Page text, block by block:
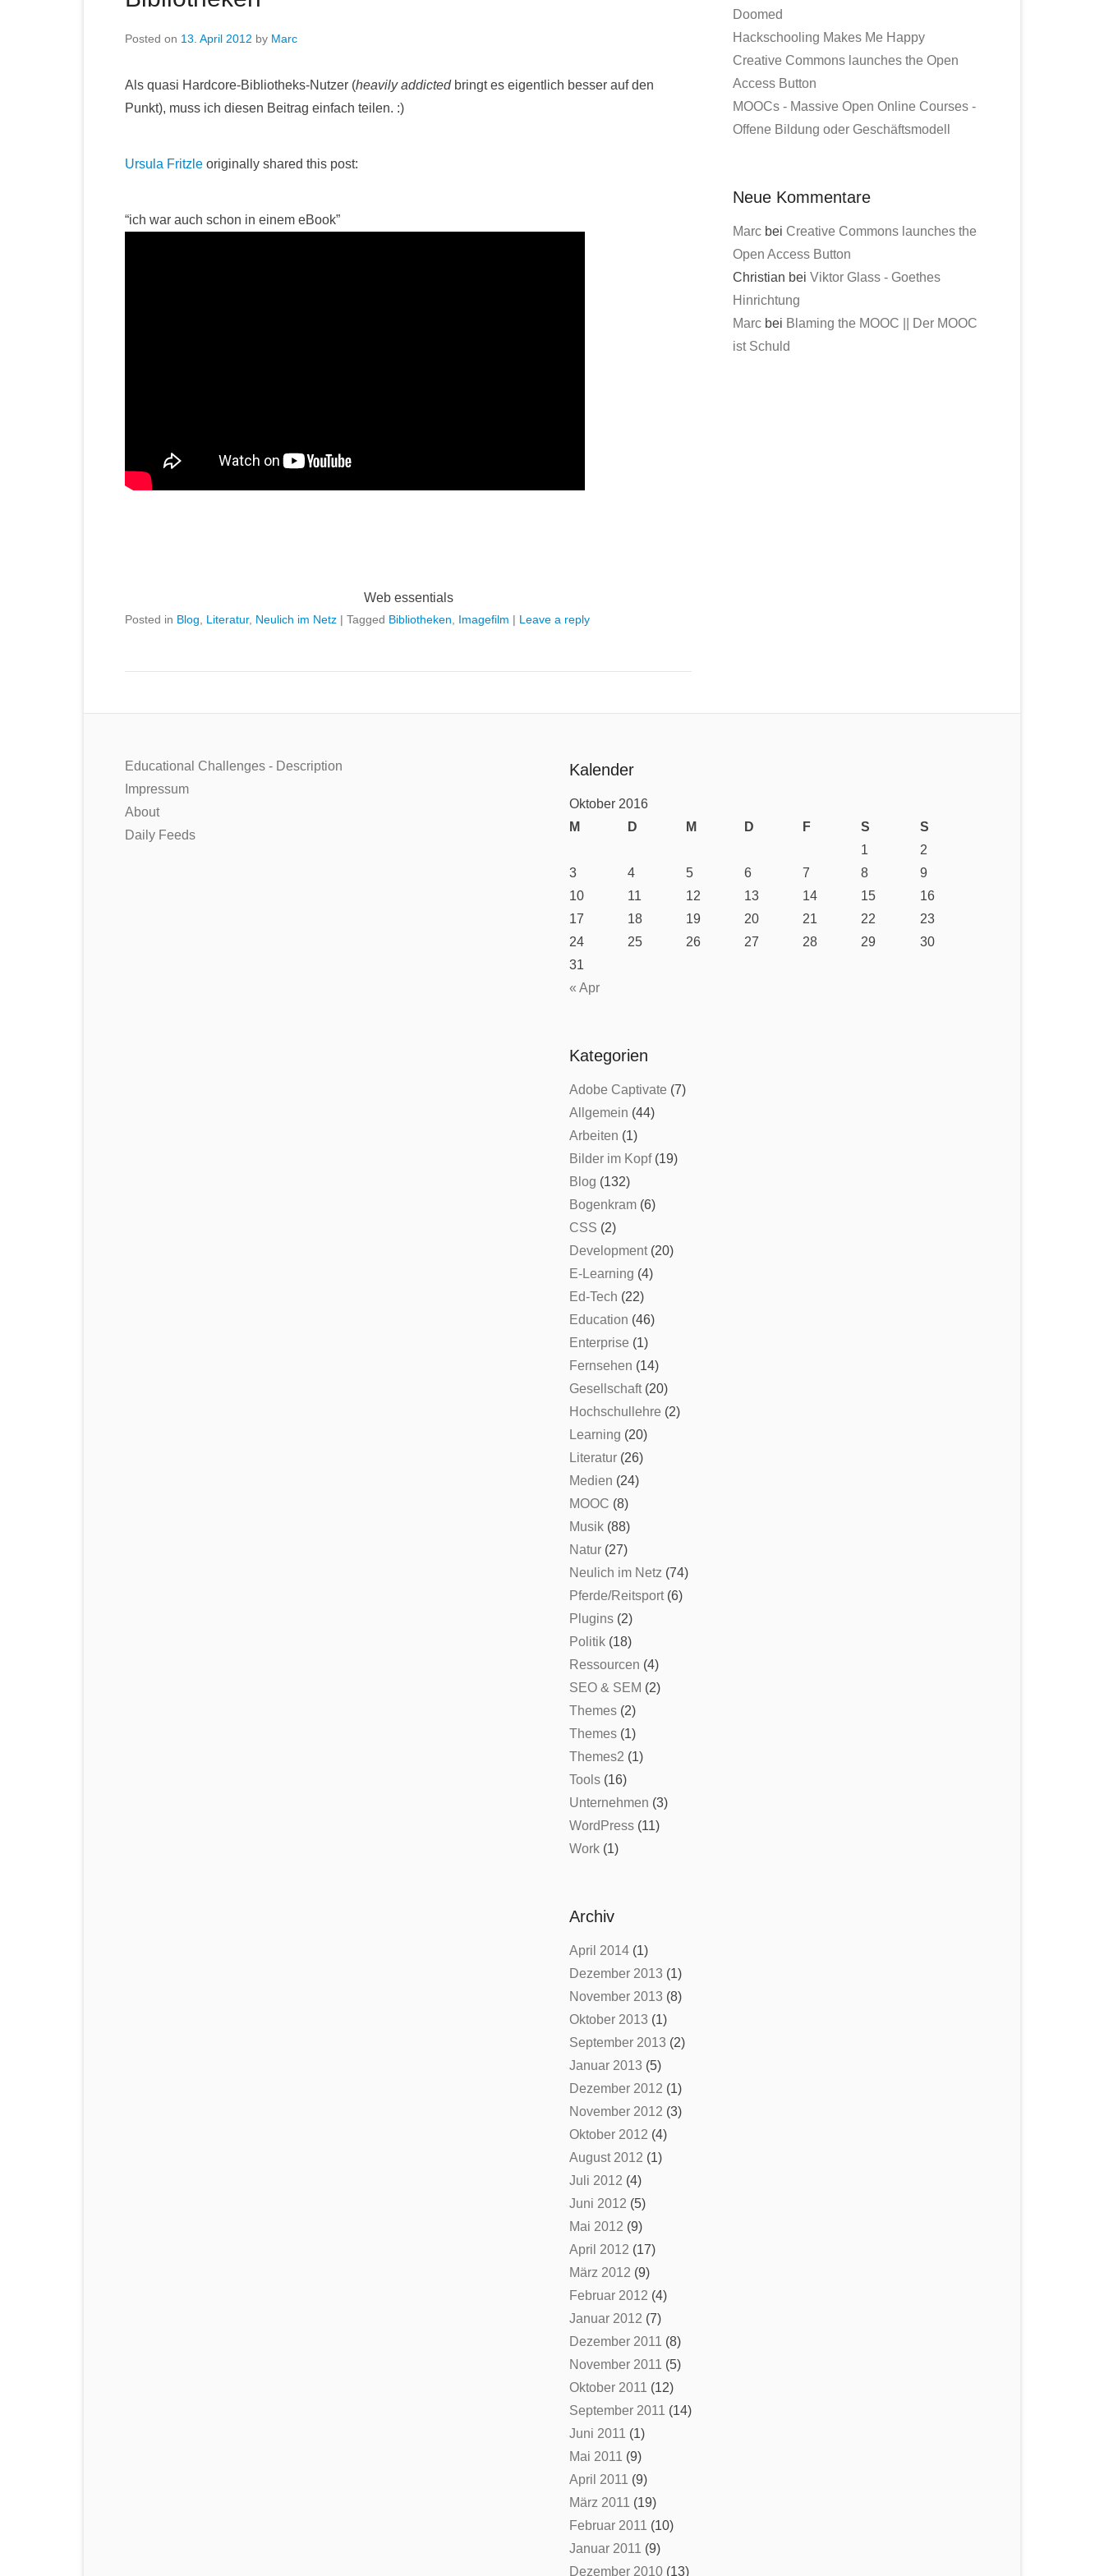
Posted on 13. April 2012 by Marc
Als quasi Hardcore-Bibliotheks-Nutzer (heavily addictedbringt es eigentlich besser auf den
Punkt), muss ich diesen Beitrag einfach teilen. :)
Ursula Fritzle originally shared this post:
“ich war auch schon in einem eBook”
Web essentials
Posted in Blog Literatur, Neulich im Netz | Tagged Bibliotheken Imagefilm | Leave a reply
Doomed
Hackschooling Makes Me Happy
Creative Commons launches the Open
Access Button
MOOCs - Massive Open Online Courses -
Offene Bildung oder Geschäftsmodell
Neue Kommentare
Marc bei Creative Commons launches the
Open Access Button
Christian bei Viktor Glass - Goethes
Hinrichtung
Marc bei Blaming the MOOC || Der MOOC
ist Schuld
Educational Challenges - Description
Impressum
About
Daily Feeds
Kalender
Oktober 2016
M
D M D F S S
« Apr
1
2
3
4 5 6 7 8
9
10
11 12 13 14 15
16
17
18 19 20 21 22
23
24
25 26 27 28 29
30
31
Kategorien
Adobe Captivate (7)
Allgemein (44)
Arbeiten (1)
Bilder im Kopf(19)
Blog (132)
Bogenkram(6)
CSS (2)
Development(20)
E-Learning (4)
Ed-Tech (22)
Education (46)
Enterprise (1)
Fernsehen (14)
Gesellschaft(20)
Hochschullehre (2)
Learning (20)
Literatur(26)
Medien (24)
MOOC (8)
Musik(88)
Natur(27)
Neulich im Netz (74)
Pferde/Reitsport(6)
Plugins(2)
Politik(18)
Ressourcen (4)
SEO & SEM (2)
Themes(2)
Themes(1)
Themes2 (1)
Tools(16)
Unternehmen (3)
WordPress(11)
Work(1)
Archiv
April 2014(1)
Dezember 2013 (1)
November 2013 (8)
Oktober 2013 (1)
September 2013 (2)
Januar 2013 (5)
Dezember 2012 (1)
November 2012 (3)
Oktober 2012 (4)
August 2012 (1)
Juli 2012 (4)
Juni 2012 (5)
Mai 2012 (9)
April 2012 (17)
März 2012 (9)
Februar 2012 (4)
Januar 2012 (7)
Dezember 2011 (8)
November 2011 (5)
Oktober 2011 (12)
September 2011 (14)
Juni 2011 (1)
Mai 2011 (9)
April 2011 (9)
März 2011 (19)
Februar 2011 (10)
Januar 2011 (9)
Dezember 2010(13)